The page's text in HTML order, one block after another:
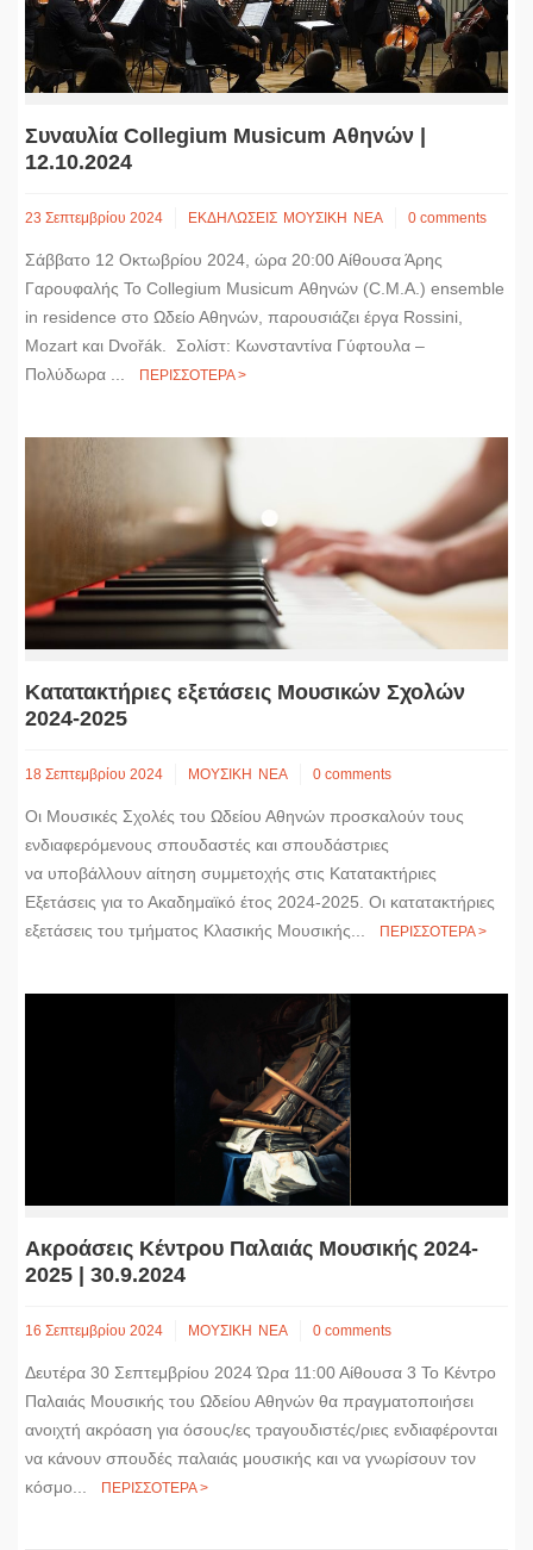
Συναυλία Collegium Musicum Αθηνών |
12.10.2024
23 Σεπτεμβρίου 2024 ΕΚΔΗΛΩΣΕΙΣ ΜΟΥΣΙΚΗ ΝΕΑ 0 comments
Σάββατο 12 Οκτωβρίου 2024, ώρα 20:00 Αίθουσα Άρης
Γαρουφαλής Το Collegium Musicum Αθηνών (C.M.A.) ensemble
in residence στο Ωδείο Αθηνών, παρουσιάζει έργα Rossini,
Mozart και Dvořák. Σολίστ: Κωνσταντίνα Γύφτουλα –
Πολύδωρα ...
ΠΕΡΙΣΣΟΤΕΡΑ >
Κατατακτήριες εξετάσεις Μουσικών Σχολών
2024-2025
18 Σεπτεμβρίου 2024 ΜΟΥΣΙΚΗ ΝΕΑ 0 comments
Οι Μουσικές Σχολές του Ωδείου Αθηνών προσκαλούν τους
ενδιαφερόμενους σπουδαστές και σπουδάστριες
να υποβάλλουν αίτηση συμμετοχής στις Κατατακτήριες
Εξετάσεις για το Ακαδημαϊκό έτος 2024-2025. Οι κατατακτήριες
εξετάσεις του τμήματος Κλασικής Μουσικής...
ΠΕΡΙΣΣΟΤΕΡΑ >
Ακροάσεις Κέντρου Παλαιάς Μουσικής 2024-
2025 | 30.9.2024
16 Σεπτεμβρίου 2024 ΜΟΥΣΙΚΗ ΝΕΑ 0 comments
Δευτέρα 30 Σεπτεμβρίου 2024 Ώρα 11:00 Αίθουσα 3 Το Κέντρο
Παλαιάς Μουσικής του Ωδείου Αθηνών θα πραγματοποιήσει
ανοιχτή ακρόαση για όσους/ες τραγουδιστές/ριες ενδιαφέρονται
να κάνουν σπουδές παλαιάς μουσικής και να γνωρίσουν τον
κόσμο...
ΠΕΡΙΣΣΟΤΕΡΑ >